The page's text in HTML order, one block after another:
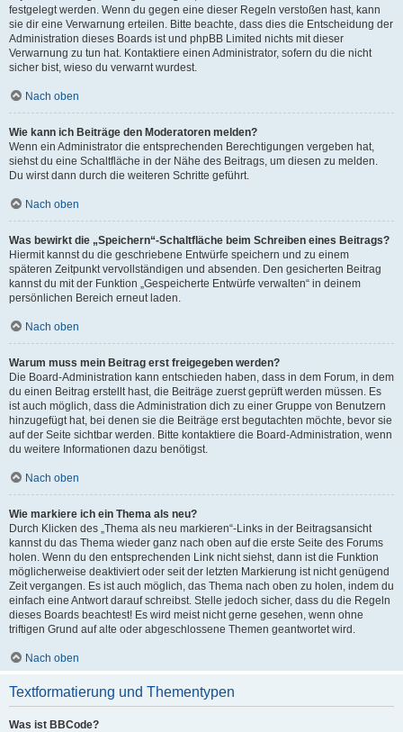
festgelegt werden. Wenn du gegen eine dieser Regeln verstoßen hast, kann
sie dir eine Verwarnung erteilen. Bitte beachte, dass dies die Entscheidung der
Administration dieses Boards ist und phpBB Limited nichts mit dieser
Verwarnung zu tun hat. Kontaktiere einen Administrator, sofern du die nicht
sicher bist, wieso du verwarnt wurdest.
Nach oben
Wie kann ich Beiträge den Moderatoren melden?
Wenn ein Administrator die entsprechenden Berechtigungen vergeben hat,
siehst du eine Schaltfläche in der Nähe des Beitrags, um diesen zu melden.
Du wirst dann durch die weiteren Schritte geführt.
Nach oben
Was bewirkt die „Speichern“-Schaltfläche beim Schreiben eines Beitrags?
Hiermit kannst du die geschriebene Entwürfe speichern und zu einem
späteren Zeitpunkt vervollständigen und absenden. Den gesicherten Beitrag
kannst du mit der Funktion „Gespeicherte Entwürfe verwalten“ in deinem
persönlichen Bereich erneut laden.
Nach oben
Warum muss mein Beitrag erst freigegeben werden?
Die Board-Administration kann entschieden haben, dass in dem Forum, in dem
du einen Beitrag erstellt hast, die Beiträge zuerst geprüft werden müssen. Es
ist auch möglich, dass die Administration dich zu einer Gruppe von Benutzern
hinzugefügt hat, bei denen sie die Beiträge erst begutachten möchte, bevor sie
auf der Seite sichtbar werden. Bitte kontaktiere die Board-Administration, wenn
du weitere Informationen dazu benötigst.
Nach oben
Wie markiere ich ein Thema als neu?
Durch Klicken des „Thema als neu markieren“-Links in der Beitragsansicht
kannst du das Thema wieder ganz nach oben auf die erste Seite des Forums
holen. Wenn du den entsprechenden Link nicht siehst, dann ist die Funktion
möglicherweise deaktiviert oder seit der letzten Markierung ist nicht genügend
Zeit vergangen. Es ist auch möglich, das Thema nach oben zu holen, indem du
einfach eine Antwort darauf schreibst. Stelle jedoch sicher, dass du die Regeln
dieses Boards beachtest! Es wird meist nicht gerne gesehen, wenn ohne
triftigen Grund auf alte oder abgeschlossene Themen geantwortet wird.
Nach oben
Textformatierung und Thementypen
Was ist BBCode?